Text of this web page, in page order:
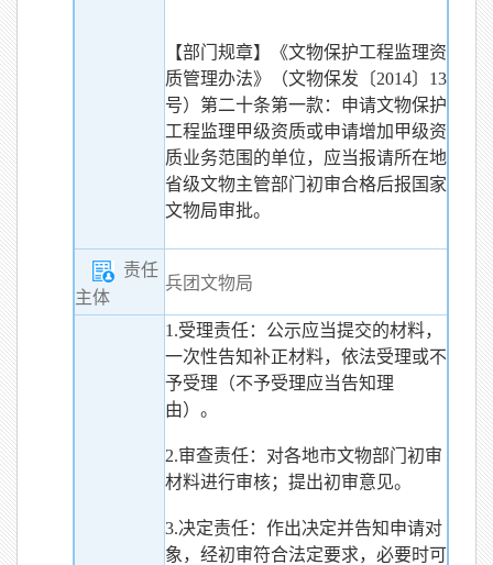
【部门规章】《文物保护工程监理资
质管理办法》（文物保发〔2014〕13
号）第二十条第一款：申请文物保护
工程监理甲级资质或申请增加甲级资
质业务范围的单位，应当报请所在地
省级文物主管部门初审合格后报国家
文物局审批。
责任
主体
兵团文物局
1.受理责任：公示应当提交的材料，
一次性告知补正材料，依法受理或不
予受理（不予受理应当告知理
由）。
2.审查责任：对各地市文物部门初审
材料进行审核；提出初审意见。
3.决定责任：作出决定并告知申请对
象，经初审符合法定要求，必要时可